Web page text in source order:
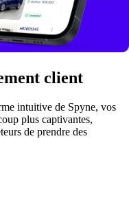
client
intuitive de Spyne, vos
plus captivantes,
de prendre des